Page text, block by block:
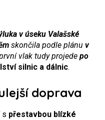
v úseku Valašské
skončila podle plánu v
vlak tudy projede po
silnic a dálnic.
doprava
s přestavbou blízké